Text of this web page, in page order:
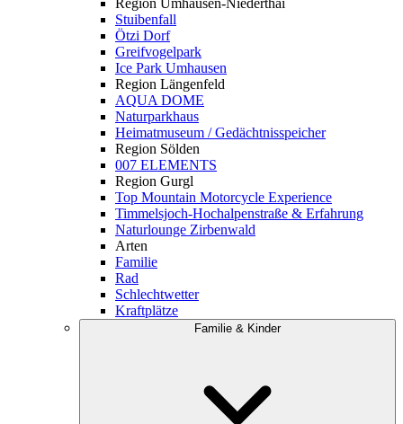
Region Umhausen-Niederthai
Stuibenfall
Ötzi Dorf
Greifvogelpark
Ice Park Umhausen
Region Längenfeld
AQUA DOME
Naturparkhaus
Heimatmuseum / Gedächtnisspeicher
Region Sölden
007 ELEMENTS
Region Gurgl
Top Mountain Motorcycle Experience
Timmelsjoch-Hochalpenstraße & Erfahrung
Naturlounge Zirbenwald
Arten
Familie
Rad
Schlechtwetter
Kraftplätze
Familie & Kinder